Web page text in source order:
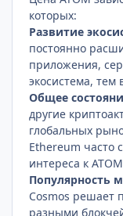
которых:
Развитие
постоянно
приложения,
экосистема, тем
Общее
другие
глобальных
Ethereum часто
интереса к
Популярность
Cosmos решает
разными